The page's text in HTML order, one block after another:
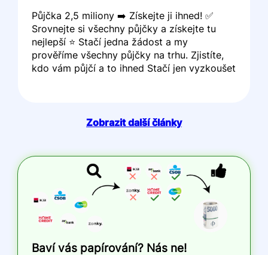
Půjčka 2,5 miliony ➡️ Získejte ji ihned! ✅
Srovnejte si všechny půjčky a získejte tu
nejlepší ⭐ Stačí jedna žádost a my
prověříme všechny půjčky na trhu. Zjistíte,
kdo vám půjčí a to ihned Stačí jen vyzkoušet
Zobrazit další články
Baví vás papírování? Nás ne!